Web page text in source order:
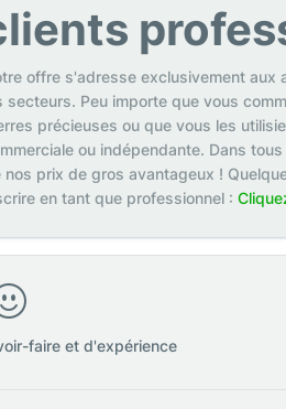
offre s'adresse exclusivement aux
secteurs. Peu importe que vous
précieuses ou que vous les
ou indépendante. Dans
nos prix de gros avantageux !
en tant que professionnel :
faire et d'expérience